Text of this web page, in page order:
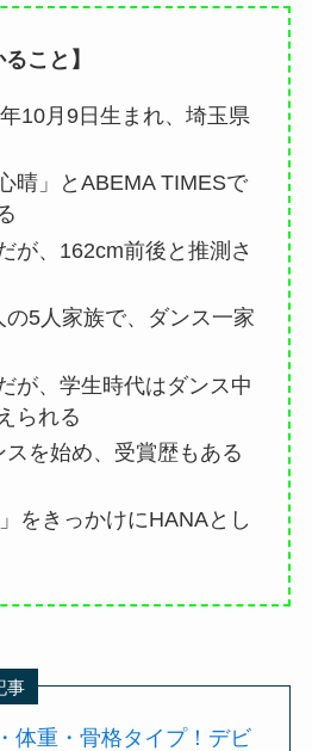
こと】
10月9日生まれ、埼玉県
晴」とABEMA TIMESで
が、162cm前後と推測さ
5人家族で、ダンス一家
が、学生時代はダンス中
られる
を始め、受賞歴もある
をきっかけにHANAとし
事
体重・骨格タイプ！デビ